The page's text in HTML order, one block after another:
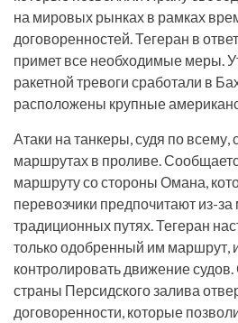
на мировых рынках в рамках
договоренностей. Тегеран в
примет все необходимые меры.
ракетной тревоги сработали в
расположены крупные
Атаки на танкеры, судя по
маршрутах в проливе.
маршруту со стороны Омана,
перевозчики предпочитают из-
традиционных путях. Тегеран
только одобренный им маршрут,
контролировать движение
страны Персидского залива
договоренности, которые